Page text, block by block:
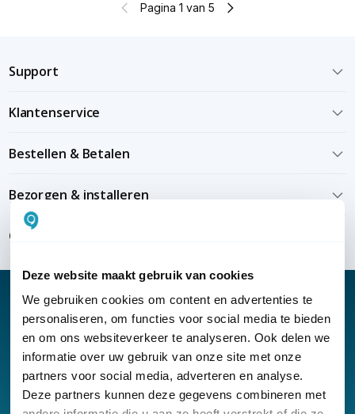
Deze website maakt gebruik van cookies
We gebruiken cookies om content en advertenties te
personaliseren, om functies voor social media te bieden
en om ons websiteverkeer te analyseren. Ook delen we
informatie over uw gebruik van onze site met onze
partners voor social media, adverteren en analyse.
Deze partners kunnen deze gegevens combineren met
Pagina 1 van 5
Support
Klantenservice
Bestellen & Betalen
Bezorgen & installeren
Over KommaGo
Nieuwsbrief
Klantenservice